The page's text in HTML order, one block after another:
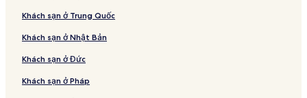
Khách sạn ở Trung Quốc
Khách sạn ở Nhật Bản
Khách sạn ở Đức
Khách sạn ở Pháp